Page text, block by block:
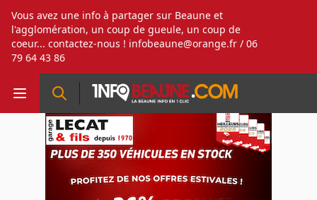
Vous avez une info à partager sur Beaune et
l'agglomération, un coup de gueule, un coup de
coeur... contactez-nous ! infobeaune@orange.fr / 06
79 64 43 86